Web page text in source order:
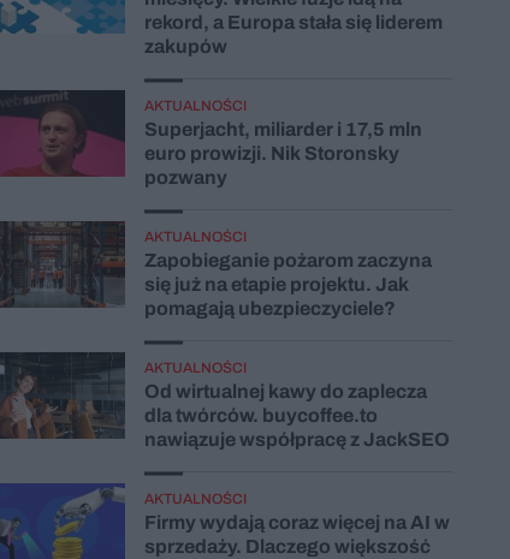
rekord, a Europa stała się liderem
zakupów
AKTUALNOŚCI
Superjacht, miliarder i 17,5 mln
euro prowizji. Nik Storonsky
pozwany
AKTUALNOŚCI
Zapobieganie pożarom zaczyna
się już na etapie projektu. Jak
pomagają ubezpieczyciele?
AKTUALNOŚCI
Od wirtualnej kawy do zaplecza
dla twórców. buycoffee.to
nawiązuje współpracę z JackSEO
AKTUALNOŚCI
Firmy wydają coraz więcej na AI w
sprzedaży. Dlaczego większość